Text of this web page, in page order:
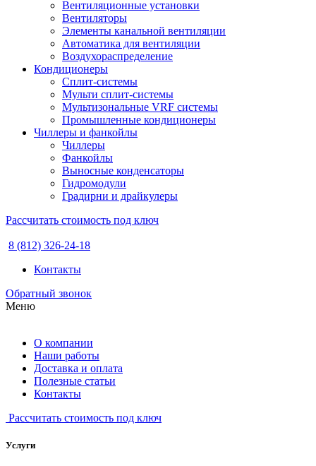
Вентиляционные установки
Вентиляторы
Элементы канальной вентиляции
Автоматика для вентиляции
Воздухораспределение
Кондиционеры
Сплит-системы
Мульти сплит-системы
Мультизональные VRF системы
Промышленные кондиционеры
Чиллеры и фанкойлы
Чиллеры
Фанкойлы
Выносные конденсаторы
Гидромодули
Градирни и драйкулеры
Рассчитать стоимость под ключ
8 (812) 326-24-18
Контакты
Обратный звонок
Меню
О компании
Наши работы
Доставка и оплата
Полезные статьи
Контакты
Рассчитать стоимость под ключ
Услуги